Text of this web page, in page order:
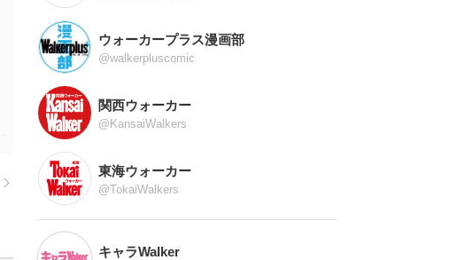
ウォーカープラス漫画部
@walkerpluscomic
関西ウォーカー
@KansaiWalkers
東海ウォーカー
@TokaiWalkers
キャラWalker